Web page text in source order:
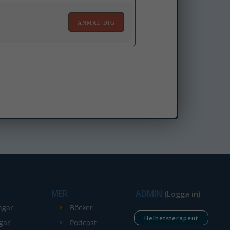
ANMÄL DIG
MER
Böcker
Podcast
ADMIN (Logga in)
Helhetsterapeut